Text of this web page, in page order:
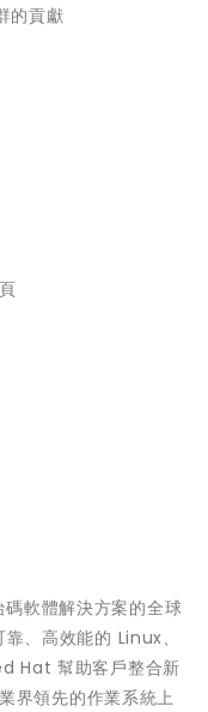
的貢獻
軟體解決方案的全球
、高效能的 Linux、
Hat 幫助客戶整合新
界領先的作業系統上